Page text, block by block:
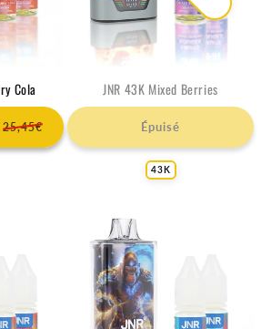
Cola
25,45€
JNR 43K Mixed Berries
Épuisé
43K